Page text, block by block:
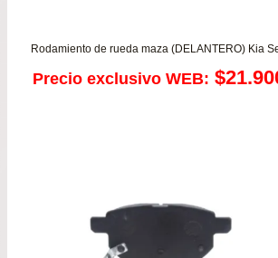
Precio exclusivo WEB: $